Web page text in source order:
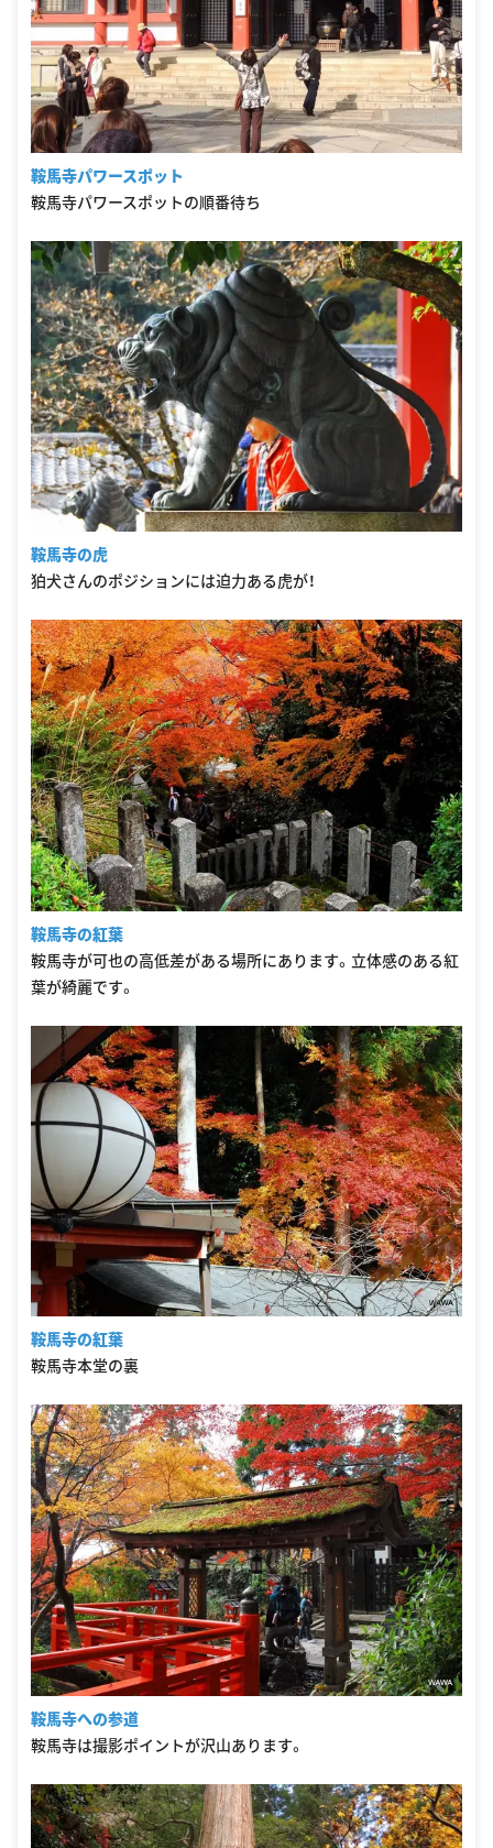
鞍馬寺パワースポット
鞍馬寺パワースポットの順番待ち
鞍馬寺の虎
狛犬さんのポジションには迫力ある虎が！
鞍馬寺の紅葉
鞍馬寺が可也の高低差がある場所にあります。立体感のある紅
葉が綺麗です。
鞍馬寺の紅葉
鞍馬寺本堂の裏
鞍馬寺への参道
鞍馬寺は撮影ポイントが沢山あります。